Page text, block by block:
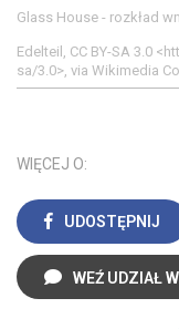
Glass House - rozkład
Edelteil, CC BY-SA 3.0
sa/3.0>, via Wikimedia
WIĘCEJ O:
UDOSTĘPNIJ
WEŹ UDZIAŁ